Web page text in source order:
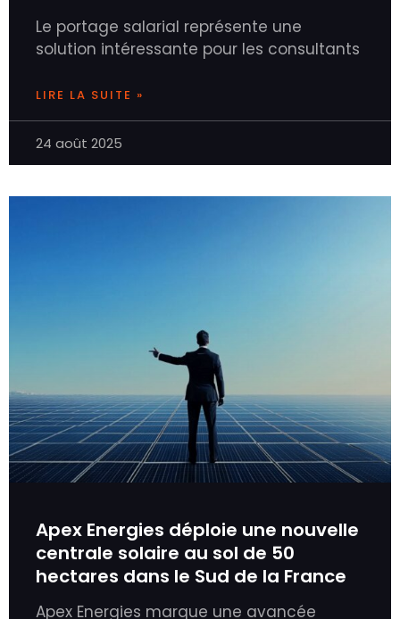
Le portage salarial représente une
solution intéressante pour les consultants
LIRE LA SUITE »
24 août 2025
Apex Energies déploie une nouvelle
centrale solaire au sol de 50
hectares dans le Sud de la France
Apex Energies marque une avancée